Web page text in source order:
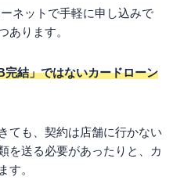
ネットで手軽に申し込みで
あります。
結」ではないカードローン
ても、契約は店舗に行かない
を送る必要があったりと、カ
す。